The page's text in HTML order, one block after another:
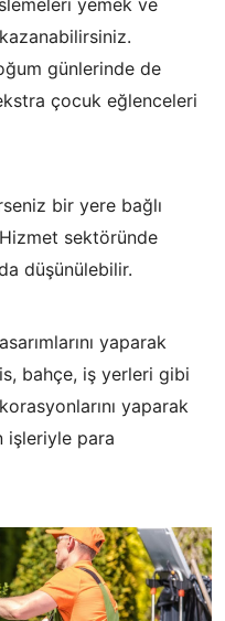
günlerinde de
çocuk eğlenceleri
bir yere bağlı
sektöründe
düşünülebilir.
yaparak
bahçe, iş yerleri gibi
yaparak
işleriyle para